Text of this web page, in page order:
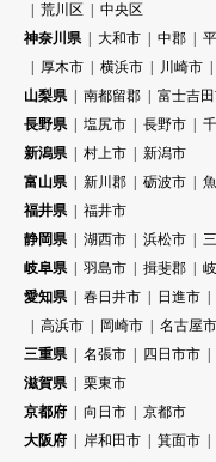
荒川区
中央区
神奈川県
大和市 中郡
厚木市
横浜市 川崎市
山梨県
南都留郡 富士吉
長野県
塩尻市 長野市
新潟県
村上市
新潟市
富山県
新川郡 砺波市
福井県
福井市
静岡県
湖西市 浜松市
岐阜県
羽島市 揖斐郡
愛知県
春日井市 日進市
高浜市
岡崎市 名古屋市
三重県
名張市 四日市市
滋賀県
栗東市
京都府
向日市
京都市
大阪府
岸和田市 箕面市